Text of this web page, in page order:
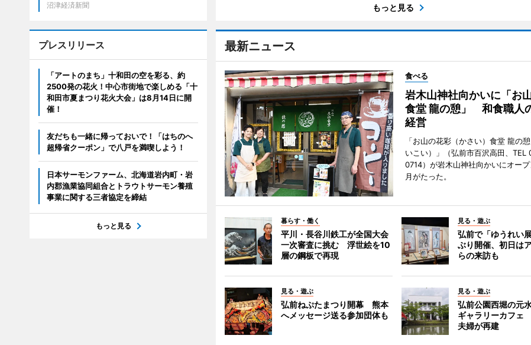
もっと見る
最新ニュース
食べる
岩木山神社向かいに「お
食堂 龍の憩」 和食職人
経営
「お山の花彩（かさい）食堂 龍の
いこい）」（弘前市百沢高田、
0714）が岩木山神社向かいにオープ
月がたった。
暮らす・働く
平川・長谷川鉄工が全国大会
一次審査に挑む 浮世絵を10
層の鋼板で再現
見る・遊ぶ
弘前で「ゆうれい
ぶり開催、初日は
らの来訪も
見る・遊ぶ
弘前ねぷたまつり開幕 熊本
へメッセージ送る参加団体も
見る・遊ぶ
弘前公園西堀の元
ギャラリーカフェ
夫婦が再建
沼津経済新聞
プレスリリース
「アートのまち」十和田の空を彩る、約
2500発の花火！中心市街地で楽しめる「十
和田市夏まつり花火大会」は8月14日に開
催！
友だちも一緒に帰っておいで！「はちのへ
超帰省クーポン」で八戸を満喫しよう！
日本サーモンファーム、北海道岩内町・岩
内郡漁業協同組合とトラウトサーモン養殖
事業に関する三者協定を締結
もっと見る